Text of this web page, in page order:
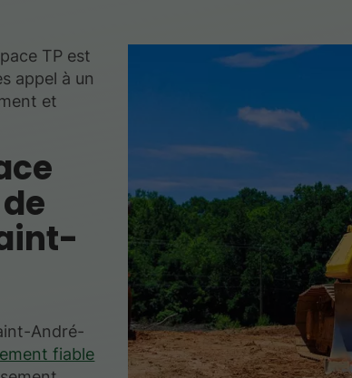
TP est
appel à un
et
André-
fiable